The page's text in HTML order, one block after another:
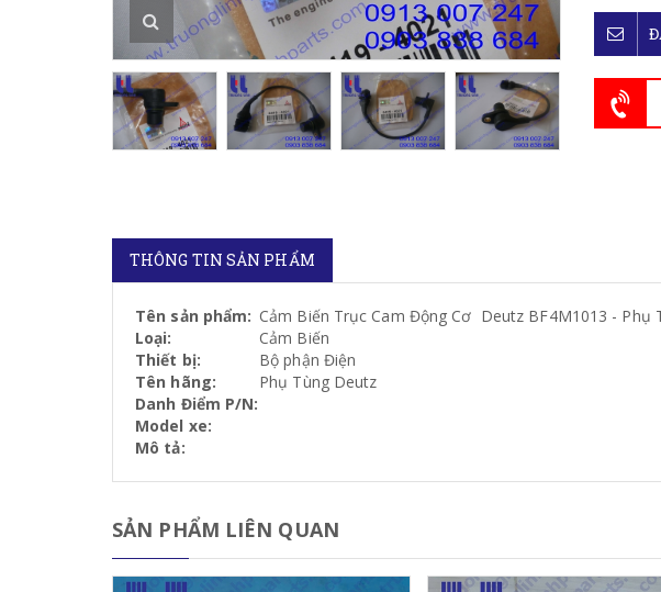
THÔNG TIN SẢN PHẨM
Tên sản phẩm: Cảm Biến Trục Cam Động Cơ Deutz BF4M1013 - Phụ
Loại:
Cảm Biến
Thiết bị:
Bộ phận Điện
Tên hãng:
Phụ Tùng Deutz
Danh Điểm P/N:
Model xe:
Mô tả:
SẢN PHẨM LIÊN QUAN